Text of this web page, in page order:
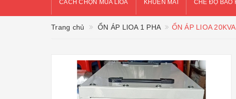
CÁCH CHỌN MUA LIOA KHUẾN MÃI CHẾ ĐỘ BẢO
Trang chủ ỔN ÁP LIOA 1 PHA ỔN ÁP LIOA